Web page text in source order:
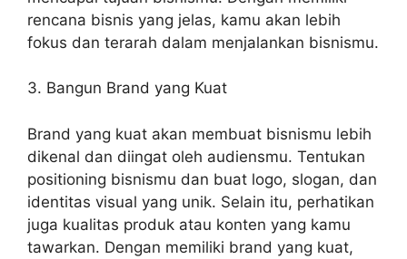
rencana bisnis yang jelas, kamu akan lebih
fokus dan terarah dalam menjalankan bisnismu.
3. Bangun Brand yang Kuat
Brand yang kuat akan membuat bisnismu lebih
dikenal dan diingat oleh audiensmu. Tentukan
positioning bisnismu dan buat logo, slogan, dan
identitas visual yang unik. Selain itu, perhatikan
juga kualitas produk atau konten yang kamu
tawarkan. Dengan memiliki brand yang kuat,